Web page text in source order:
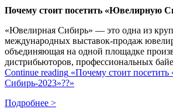
Почему стоит посетить «Ювелирную
«Ювелирная Сибирь» — это одна из
международных выставок-продаж
объединяющая на одной площадке
дистрибьюторов, профессиональных
Continue reading «Почему стоит
Сибирь-2023»??»
Подробнее >